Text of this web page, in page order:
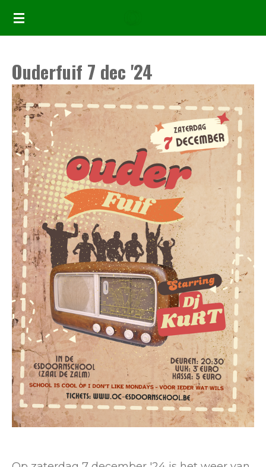
Ga
de
hoofdinhoud
Ouderfuif 7 dec '24